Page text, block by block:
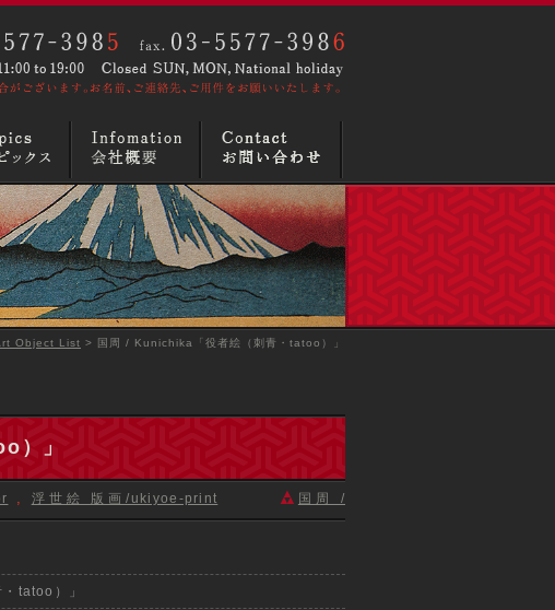
Object List > 国周 / Kunichika「役者絵（刺青・tatoo）」
）」
, 浮世絵 版画/ukiyoe-print
国周 /
・tatoo）」